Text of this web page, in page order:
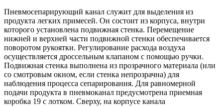
Пневмосепарирующий канал служит для выделения из
продукта легких примесей. Он состоит из корпуса, внутри
которого установлена подвижная стенка. Перемещение
нижней и верхней части подвижной стенки обеспечивается
поворотом рукоятки. Регулирование расхода воздуха
осуществляется дроссельным клапаном с помощью ручки.
Подвижная стенка выполнена из прозрачного материала (или
со смотровым окном, если стенка непрозрачна) для
наблюдения процесса сепарирования. Для равномерной
подачи продукта в пневмоканал предусмотрена приемная
коробка 19 с лотком. Сверху, на корпусе канала